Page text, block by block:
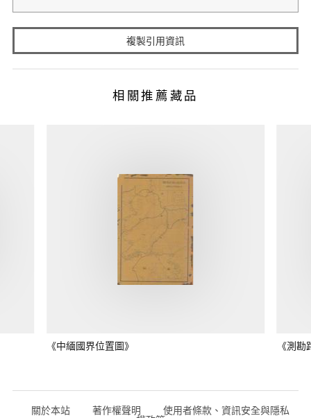
複製引用資訊
相關推薦藏品
《中緬國界位置圖》 《測
關於本站 著作權聲明 使用者條款、資訊安全與隱私